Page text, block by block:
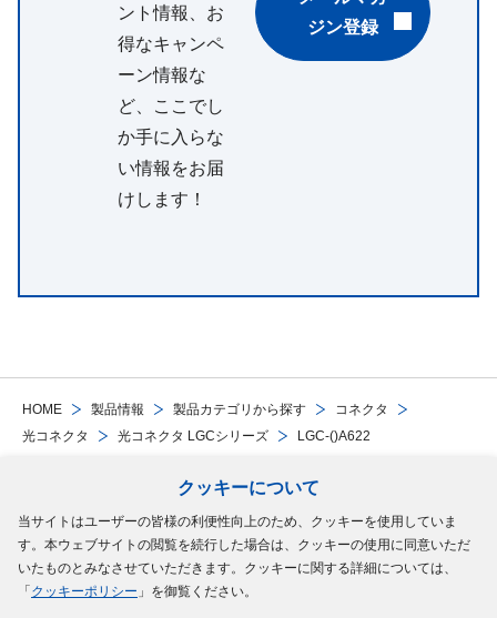
クッキーについて
当サイトはユーザーの皆様の利便性向上のため、クッキーを使用していま
す。本ウェブサイトの閲覧を続行した場合は、クッキーの使用に同意いただ
いたものとみなさせていただきます。クッキーに関する詳細については、
「 クッキーポリシー 」を御覧ください。
HOME 製品情報 製品カテゴリから探す
コネクタ
光コネクタ
光コネクタ LGCシリーズ LGC-()A622
ント情報、お
得なキャンペ
ーン情報な
ど、ここでし
か手に入らな
い情報をお届
けします！
ジン登録
サイトマップご利用規約個人情報の保護についてクッキーポリシー
ソーシャルメディアポリシー